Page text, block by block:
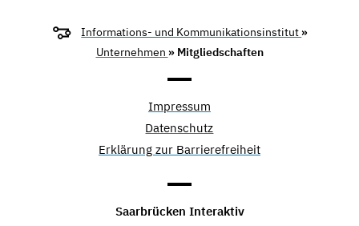
Informations- und Kommunikationsinstitut »
Unternehmen » Mitgliedschaften
Impressum
Datenschutz
Erklärung zur Barrierefreiheit
Saarbrücken Interaktiv